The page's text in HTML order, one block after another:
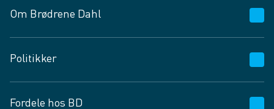
Om Brødrene Dahl
Vagttelefon 30 10 89 89
Spørgsmål og svar
Job og karriere
Politikker
Fordele hos BD